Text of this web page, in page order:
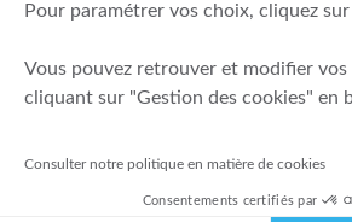
Mentions légales
Prévention de la fraude
Politique de gestion des conflits d'intérêts
Pour paramétrer vos choix, cliquez sur
Vous pouvez retrouver et modifier vos
cliquant sur "Gestion des cookies" en
Consulter notre politique en matière de cookies
Consentements certifiés par